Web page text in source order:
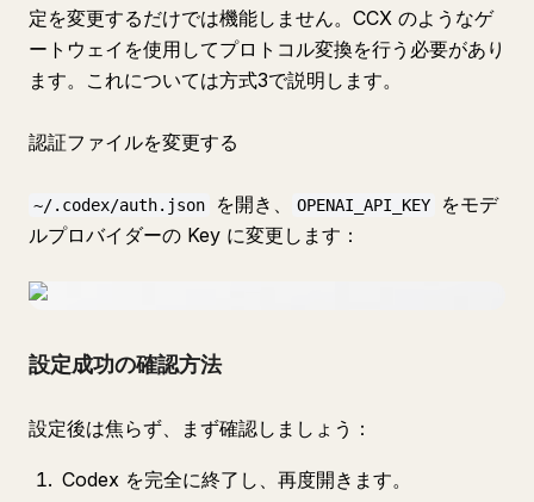
定を変更するだけでは機能しません。CCX のようなゲ
ートウェイを使用してプロトコル変換を行う必要があり
ます。これについては方式3で説明します。
認証ファイルを変更する
~/.codex/auth.json を開き、 OPENAI_API_KEY
をモデ
ルプロバイダーの Key に変更します：
設定成功の確認方法
設定後は焦らず、まず確認しましょう：
Codex を完全に終了し、再度開きます。